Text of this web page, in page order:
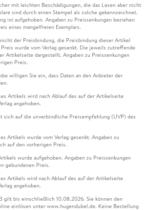
mit leichten Beschädigungen, die das Lesen aber nicht
sind durch einen Stempel als solche gekennzeichnet.
ist aufgehoben. Angaben zu Preissenkungen beziehen
eines mangelfreien Exemplars.
der Preisbindung, die Preisbindung dieser Artikel
wurde vom Verlag gesenkt. Die jeweils zutreffende
Artikelseite dargestellt. Angaben zu Preissenkungen
Preis.
willigen Sie ein, dass Daten an den Anbieter der
Artikels wird nach Ablauf des auf der Artikelseite
angehoben.
sich auf die unverbindliche Preisempfehlung (UVP) des
Artikels wurde vom Verlag gesenkt. Angaben zu
auf den vorherigen Preis.
wurde aufgehoben. Angaben zu Preissenkungen
gebundenen Preis.
Artikels wird nach Ablauf des auf der Artikelseite
angehoben.
gilt bis einschließlich 10.08.2026. Sie können den
einlösen unter www.hugendubel.de. Keine Bestellung